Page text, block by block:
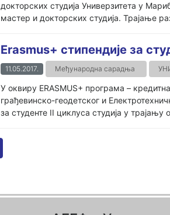
докторских студија Универзитета у
мастер и докторских студија. Трајање
Erasmus+ стипендије за
11.05.2017. Међународна сарадња
У оквиру ERASMUS+ програма –
грађевинско-геодетског и
за студенте II циклуса студија у трајању